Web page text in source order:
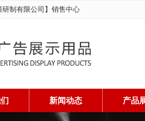
制有限公司】销售中心
新闻动态 产品